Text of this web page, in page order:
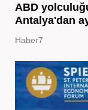
ABD
Antalya'dan
Haber7